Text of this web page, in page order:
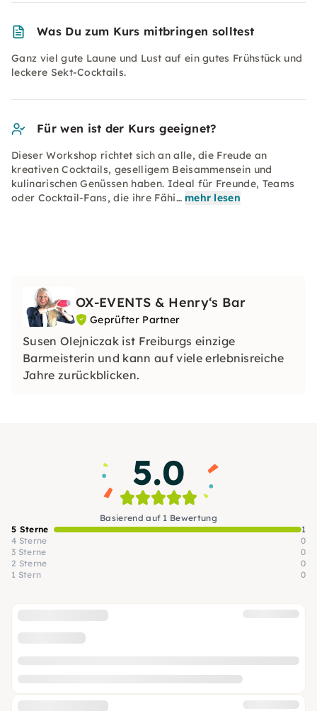
Was Du zum Kurs mitbringen solltest
Ganz viel gute Laune und Lust auf ein gutes Frühstück und
leckere Sekt-Cocktails.
Für wen ist der Kurs geeignet?
Dieser Workshop richtet sich an alle, die Freude an
kreativen Cocktails, geselligem Beisammensein und
kulinarischen Genüssen haben. Ideal für Freunde, Teams
oder Cocktail-Fans, die ihre Fähi… mehr lesen
OX-EVENTS & Henry‘s Bar
Geprüfter Partner
Susen Olejniczak ist Freiburgs einzige
Barmeisterin und kann auf viele erlebnisreiche
Jahre zurückblicken.
5.0
Basierend auf 1 Bewertung
5 Sterne
1
4 Sterne
0
3 Sterne
0
2 Sterne
0
1 Stern
0